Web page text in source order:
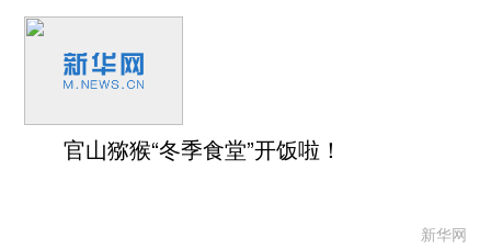
官山猕猴“冬季食堂”开饭啦！
新华网